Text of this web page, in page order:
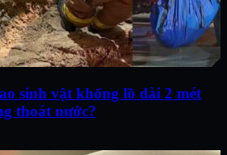
sinh vật khổng lồ dài 2 mét
thoát nước?